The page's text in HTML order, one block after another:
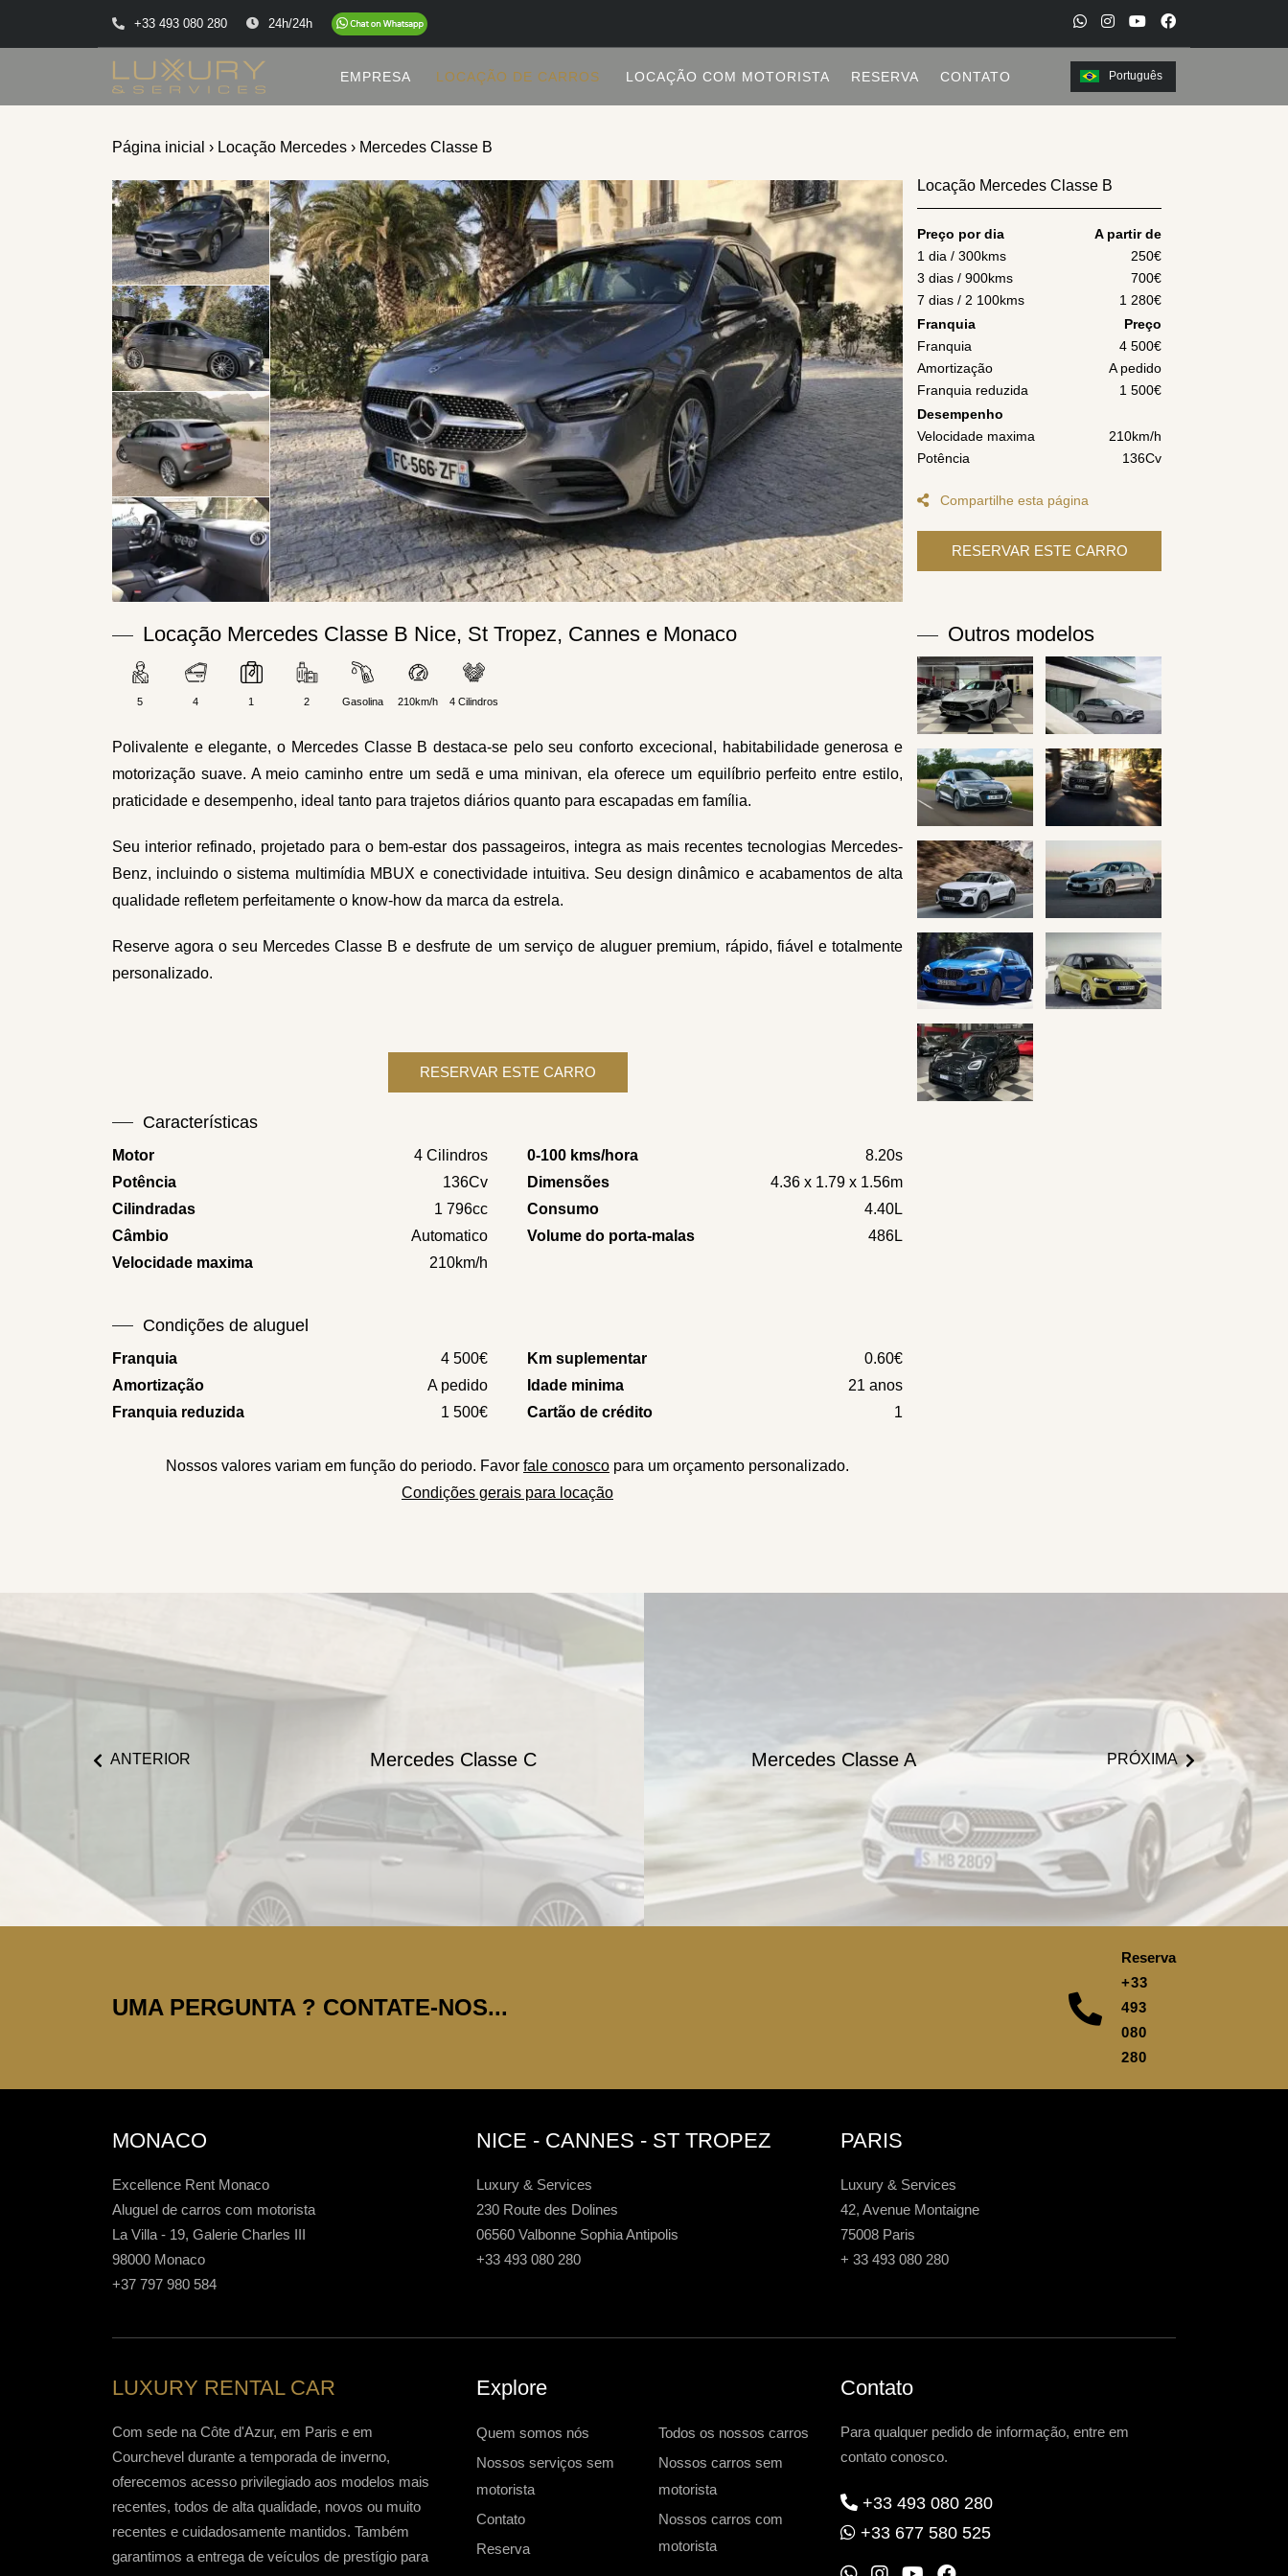
+33 493 080 280 24h/24h
h
n
o
a
EMPRESA LOCAÇÃO DE CARROS LOCAÇÃO COM MOTORISTA RESERVA CONTATO Português
Página inicial › Locação Mercedes › Mercedes Classe B
Locação Mercedes Classe B
Preço por dia
A partir de
1 dia / 300kms
250€
3 dias / 900kms
700€
7 dias / 2 100kms
1 280€
Franquia
Preço
Franquia
4 500€
Amortização
A pedido
Franquia reduzida
1 500€
Desempenho
Velocidade maxima
210km/h
Potência
136Cv
Compartilhe esta página
Locação Mercedes Classe B Nice, St Tropez, Cannes e Monaco
5 4 1 2 Gasolina 210km/h 4 Cilindros
Polivalente e elegante, o Mercedes Classe B destaca-se pelo seu conforto excecional, habitabilidade generosa e
motorização suave. A meio caminho entre um sedã e uma minivan, ela oferece um equilíbrio perfeito entre estilo,
praticidade e desempenho, ideal tanto para trajetos diários quanto para escapadas em família.
Seu interior refinado, projetado para o bem-estar dos passageiros, integra as mais recentes tecnologias Mercedes-
Benz, incluindo o sistema multimídia MBUX e conectividade intuitiva. Seu design dinâmico e acabamentos de alta
qualidade refletem perfeitamente o know-how da marca da estrela.
Reserve agora o seu Mercedes Classe B e desfrute de um serviço de aluguer premium, rápido, fiável e totalmente
personalizado.
Características
Motor
4 Cilindros
Potência
136Cv
Cilindradas
1 796cc
Câmbio
Automatico
Velocidade maxima
210km/h
0-100 kms/hora
8.20s
Dimensões
4.36 x 1.79 x 1.56m
Consumo
4.40L
Volume do porta-malas
486L
Condições de aluguel
Franquia
4 500€
Amortização
A pedido
Franquia reduzida
1 500€
Km suplementar
0.60€
Idade minima
21 anos
Cartão de crédito
1
Nossos valores variam em função do periodo. Favor fale conosco para um orçamento personalizado.
Condições gerais para locação
Outros modelos
ANTERIOR Mercedes Classe C Mercedes Classe A PRÓXIMA
UMA PERGUNTA ? CONTATE-NOS...
Reserva
+33
493
080
280
MONACO
Excellence Rent Monaco
Aluguel de carros com motorista
La Villa - 19, Galerie Charles III
98000 Monaco
+37 797 980 584
NICE - CANNES - ST TROPEZ
Luxury & Services
230 Route des Dolines
06560 Valbonne Sophia Antipolis
+33 493 080 280
PARIS
Luxury & Services
42, Avenue Montaigne
75008 Paris
+ 33 493 080 280
LUXURY RENTAL CAR
Com sede na Côte d'Azur, em Paris e em
Courchevel durante a temporada de inverno,
oferecemos acesso privilegiado aos modelos mais
recentes, todos de alta qualidade, novos ou muito
recentes e cuidadosamente mantidos. Também
garantimos a entrega de veículos de prestígio para
Explore
Quem somos nós
Nossos serviços sem
motorista
Contato
Reserva
Todos os nossos carros
Nossos carros sem
motorista
Nossos carros com
motorista
Contato
Para qualquer pedido de informação, entre em
contato conosco.
+33 493 080 280
+33 677 580 525